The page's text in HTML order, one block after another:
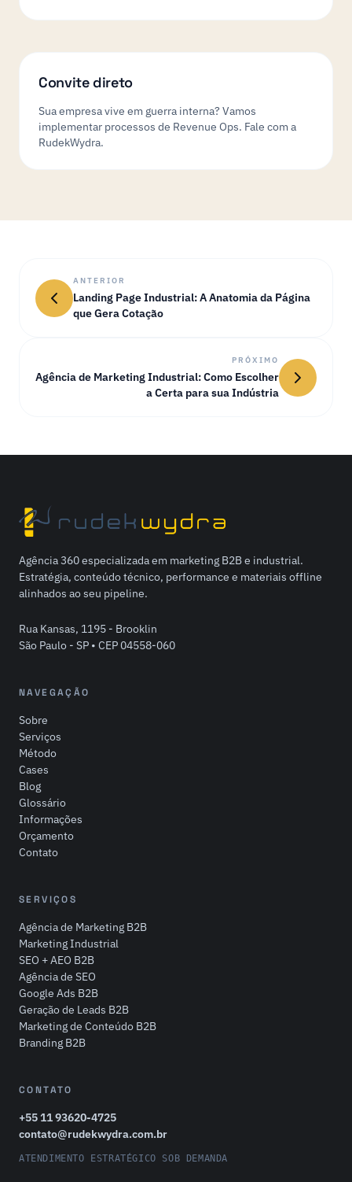
Convite direto
Sua empresa vive em guerra interna? Vamos
implementar processos de Revenue Ops. Fale com a
RudekWydra.
ANTERIOR
Landing Page Industrial: A Anatomia da Página
que Gera Cotação
PRÓXIMO
Agência de Marketing Industrial: Como Escolher
a Certa para sua Indústria
Agência 360 especializada em marketing B2B e industrial.
Estratégia, conteúdo técnico, performance e materiais offline
alinhados ao seu pipeline.
Rua Kansas, 1195 - Brooklin
São Paulo - SP • CEP 04558-060
NAVEGAÇÃO
Sobre
Serviços
Método
Cases
Blog
Glossário
Informações
Orçamento
Contato
SERVIÇOS
Agência de Marketing B2B
Marketing Industrial
SEO + AEO B2B
Agência de SEO
Google Ads B2B
Geração de Leads B2B
Marketing de Conteúdo B2B
Branding B2B
CONTATO
+55 11 93620-4725
contato@rudekwydra.com.br
ATENDIMENTO ESTRATÉGICO SOB DEMANDA